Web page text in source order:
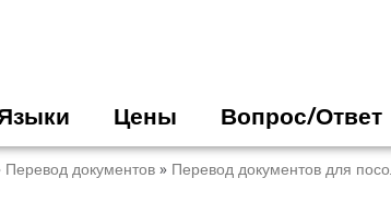
Цены Вопрос/Ответ
Перевод документов » Перевод документов для